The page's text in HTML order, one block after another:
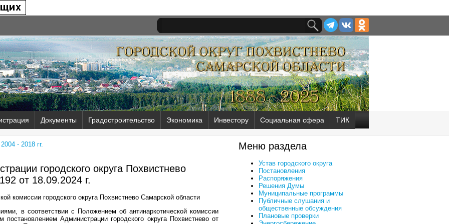
Документы Градостроительство Экономика Инвестору Социальная сфера ТИК
- 2018 гг.
городского округа Похвистнево
от 18.09.2024 г.
комиссии городского округа Похвистнево Самарской области
в соответствии с Положением об антинаркотической комиссии
постановлением Администрации городского округа Похвистнево от
Меню раздела
Устав городского округа
Постановления
Распоряжения
Решения Думы
Муниципальные программы
Публичные слушания и
общественные обсуждения
Плановые проверки